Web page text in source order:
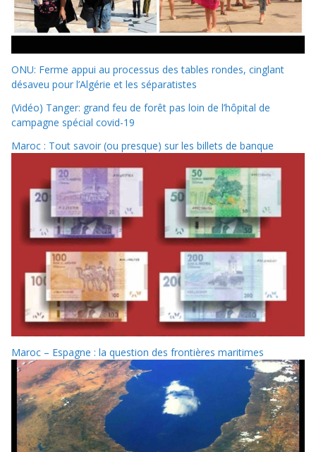
ONU: Ferme appui au processus des tables rondes, cinglant
désaveu pour l’Algérie et les séparatistes
(Vidéo) Tanger: grand feu de forêt pas loin de l’hôpital de
campagne spécial covid-19
Maroc : Tout savoir (ou presque) sur les billets de banque
Maroc – Espagne : la question des frontières maritimes